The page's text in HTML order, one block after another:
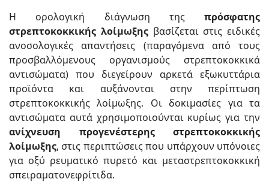
Η ορολογική διάγνωση της πρόσφατης
στρεπτοκοκκικής λοίμωξηςβασίζεται στις ειδικές
ανοσολογικές απαντήσεις (παραγόμενα από τους
προσβαλλόμενους οργανισμούς στρεπτοκοκκικά
αντισώματα) που διεγείρουν αρκετά εξωκυττάρια
προϊόντα και αυξάνονται στην περίπτωση
στρεπτοκοκκικής λοίμωξης. Οι δοκιμασίες για τα
αντισώματα αυτά χρησιμοποιούνται κυρίως για την
ανίχνευση προγενέστερης στρεπτοκοκκικής
λοίμωξης, στις περιπτώσεις που υπάρχουν υπόνοιες
για οξύ ρευματικό πυρετό και μεταστρεπτοκοκκική
σπειραματονεφρίτιδα.